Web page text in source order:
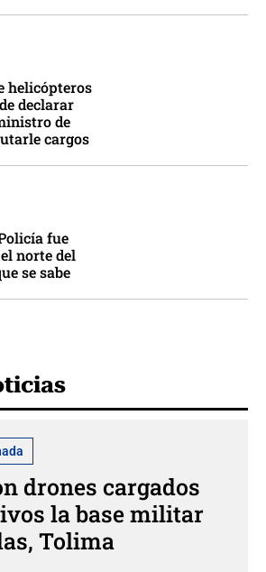
helicópteros
declarar
de
cargos
fue
norte del
se sabe
drones cargados
la base militar
Tolima